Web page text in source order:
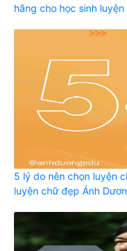
hãng cho học sinh
5 lý do nên chọn luyện
luyện chữ đẹp Ánh